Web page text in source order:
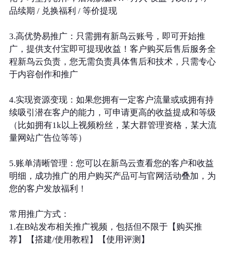
品续期 / 兑换福利 / 等价提现
3.高优势易推广：只需拥有新鸟云账号，即可开始推
广，提供支付宝即可提现收益！客户购买后售后服务全
程新鸟云负责，您无需负责具体售后和技术，只需专心
于内容创作和推广
4.实现资源变现：如果您拥有一定客户流量或或拥有持
续吸引潜在客户的能力，可申请更高的收益提成和等级
（比如拥有1k以上视频粉丝，某大群管理资格，某大流
量网站广告位等等）
5.账单清晰管理：您可以在新鸟云查看您的客户和收益
明细，成功推广的用户购买产品可与官网活动叠加，为
您的客户发放福利！
常用推广方式：
1.在B站发布相关推广视频，包括但不限于【购买推
荐】【搭建/使用教程】【使用评测】